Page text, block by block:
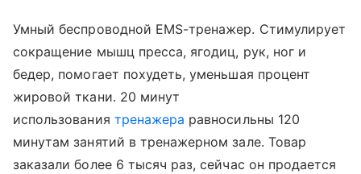
Умный беспроводной EMS-тренажер. Стимулирует
сокращение мышц пресса, ягодиц, рук, ног и
бедер, помогает похудеть, уменьшая процент
жировой ткани. 20 минут
использования тренажера равносильны 120
минутам занятий в тренажерном зале. Товар
заказали более 6 тысяч раз, сейчас он продается